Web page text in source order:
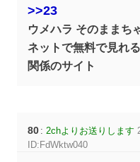
>>23
ウメハラ そのままち
ネットで無料で見れ
関係のサイト
80 : 2chよりお送りします
ID:FdWktw040